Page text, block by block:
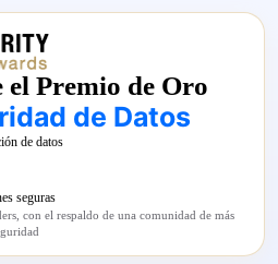
el Premio de Oro
de Datos
de datos
seguras
con el respaldo de una comunidad de más